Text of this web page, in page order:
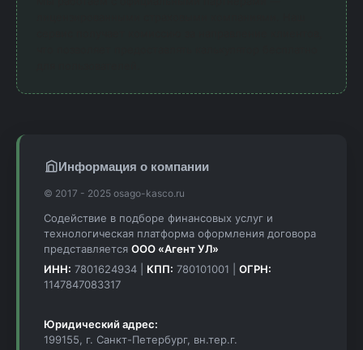
Информация о компании
© 2017 - 2025 osago-kasco.ru
Содействие в подборе финансовых услуг и
технологическая платформа оформления договора
представляется ООО «Агент УЛ»
ИНН: 7801624934 | КПП: 780101001 | ОГРН:
1147847083317
Юридический адрес:
199155, г. Санкт-Петербург, вн.тер.г.